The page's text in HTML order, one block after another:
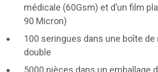
médicale (60Gsm) et d’un film
90 Micron)
100 seringues dans une boîte
double
5000 pièces dans un emballage